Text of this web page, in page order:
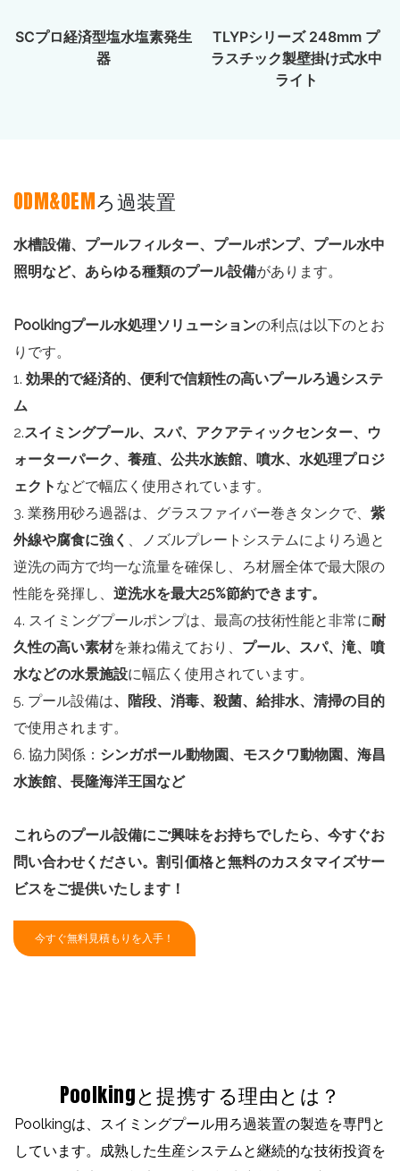
SCプロ経済型塩水塩素発生
器
TLYPシリーズ 248mm プ
ラスチック製壁掛け式水中
ライト
ODM&OEMろ過装置
水槽設備、プールフィルター、プールポンプ、プール水中
照明など、あらゆる種類のプール設備があります。
Poolkingプール水処理ソリューションの利点は以下のとお
りです。
1. 効果的で経済的、便利で信頼性の高いプールろ過システ
ム
2.スイミングプール、スパ、アクアティックセンター、ウ
ォーターパーク、養殖、公共水族館、噴水、水処理プロジ
ェクト などで幅広く使用されています。
3. 業務用砂ろ過器は、グラスファイバー巻きタンクで、 紫
外線や腐食に強く 、ノズルプレートシステムによりろ過と
逆洗の両方で均一な流量を確保し、ろ材層全体で最大限の
性能を発揮し、 逆洗水を最大25%節約できます。
4. スイミングプールポンプは、最高の技術性能と非常に耐
久性の高い素材を兼ね備えており、 プール、スパ、滝、噴
水などの水景施設に幅広く使用されています。
5. プール設備は、階段、消毒、殺菌、給排水、清掃の目的
で使用されます。
6. 協力関係： シンガポール動物園、モスクワ動物園、海昌
水族館、長隆海洋王国など
これらのプール設備にご興味をお持ちでしたら、今すぐお
問い合わせください。割引価格と無料のカスタマイズサー
ビスをご提供いたします！
今すぐ無料見積もりを入手！
Poolkingと提携する理由とは？
Poolkingは、スイミングプール用ろ過装置の製造を専門と
しています。成熟した生産システムと継続的な技術投資を